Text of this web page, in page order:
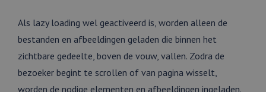
Als lazy loading wel geactiveerd is, worden alleen de
bestanden en afbeeldingen geladen die binnen het
zichtbare gedeelte, boven de vouw, vallen. Zodra de
bezoeker begint te scrollen of van pagina wisselt,
worden de nodige elementen en afbeeldingen ingeladen.